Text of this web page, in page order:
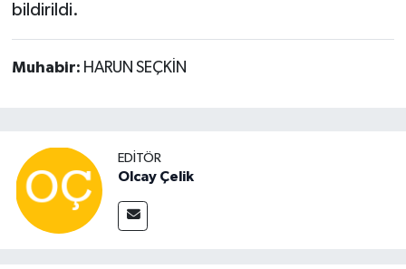
bildirildi.
Muhabir: HARUN SEÇKİN
EDITÖR
Olcay Çelik